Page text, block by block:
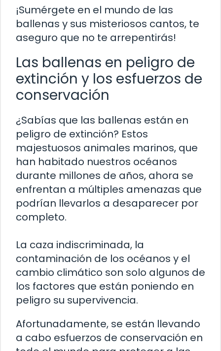
¡Sumérgete en el mundo de las
ballenas y sus misteriosos cantos, te
aseguro que no te arrepentirás!
Las ballenas en peligro de
extinción y los esfuerzos de
conservación
¿Sabías que las ballenas están en
peligro de extinción? Estos
majestuosos animales marinos, que
han habitado nuestros océanos
durante millones de años, ahora se
enfrentan a múltiples amenazas que
podrían llevarlos a desaparecer por
completo.
La caza indiscriminada, la
contaminación de los océanos y el
cambio climático son solo algunos de
los factores que están poniendo en
peligro su supervivencia.
Afortunadamente, se están llevando
a cabo esfuerzos de conservación en